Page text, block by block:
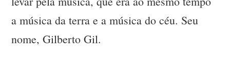
a música da terra e a música do céu. Seu
nome, Gilberto Gil.